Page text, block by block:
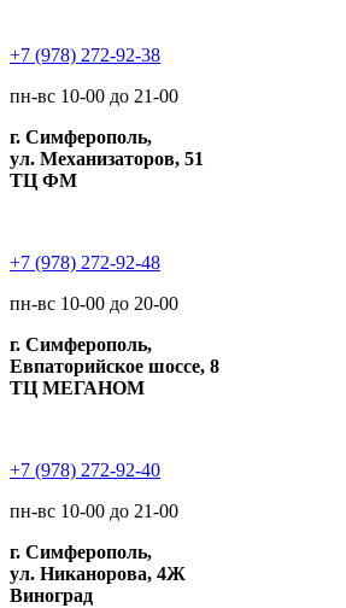
+7 (978) 272-92-38
пн-вс 10-00 до 21-00
г. Симферополь,
ул. Механизаторов, 51
ТЦ ФМ
+7 (978) 272-92-48
пн-вс 10-00 до 20-00
г. Симферополь,
Евпаторийское шоссе, 8
ТЦ МЕГАНОМ
+7 (978) 272-92-40
пн-вс 10-00 до 21-00
г. Симферополь,
ул. Никанорова, 4Ж
Виноград